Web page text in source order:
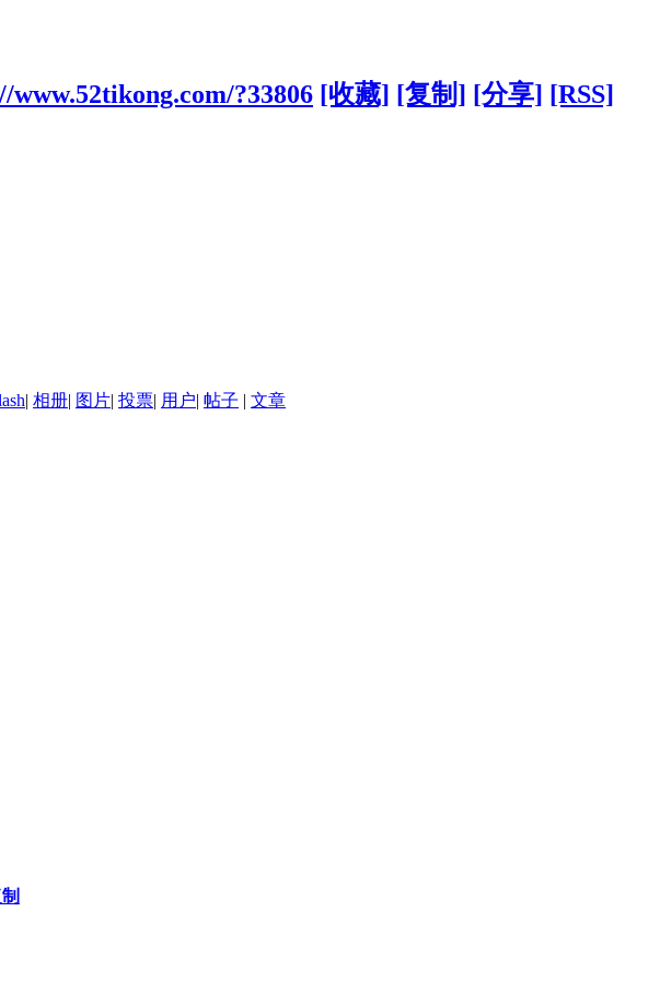
www.52tikong.com/?33806 [收藏] [复制] [分享] [RSS]
| 相册| 图片| 投票| 用户| 帖子 | 文章